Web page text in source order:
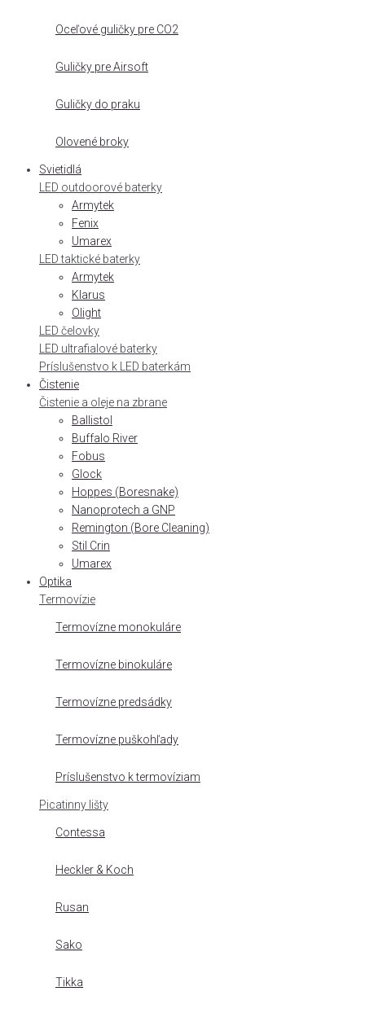
Oceľové guličky pre CO2
Guličky pre Airsoft
Guličky do praku
Olovené broky
Svietidlá
LED outdoorové baterky
Armytek
Fenix
Umarex
LED taktické baterky
Armytek
Klarus
Olight
LED čelovky
LED ultrafialové baterky
Príslušenstvo k LED baterkám
Čistenie
Čistenie a oleje na zbrane
Ballistol
Buffalo River
Fobus
Glock
Hoppes (Boresnake)
Nanoprotech a GNP
Remington (Bore Cleaning)
Stil Crin
Umarex
Optika
Termovízie
Termovízne monokuláre
Termovízne binokuláre
Termovízne predsádky
Termovízne puškohľady
Príslušenstvo k termovíziam
Picatinny lišty
Contessa
Heckler & Koch
Rusan
Sako
Tikka